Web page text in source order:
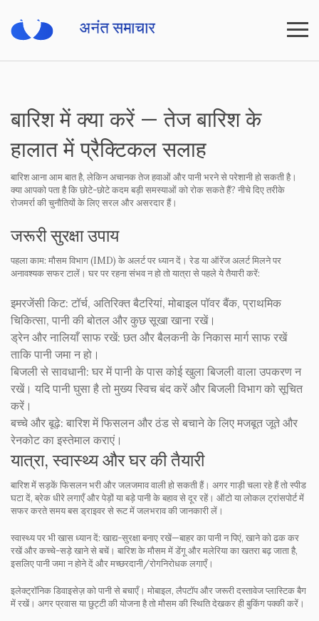
बारिश में क्या करें — तेज बारिश के
हालात में प्रैक्टिकल सलाह
बारिश आना आम बात है, लेकिन अचानक तेज हवाओं और पानी भरने से परेशानी हो सकती है।
क्या आपको पता है कि छोटे-छोटे कदम बड़ी समस्याओं को रोक सकते हैं? नीचे दिए तरीके
रोजमर्रा की चुनौतियों के लिए सरल और असरदार हैं।
जरूरी सुरक्षा उपाय
पहला काम: मौसम विभाग (IMD) के अलर्ट पर ध्यान दें। रेड या ऑरेंज अलर्ट मिलने पर
अनावश्यक सफर टालें। घर पर रहना संभव न हो तो यात्रा से पहले ये तैयारी करें:
इमरजेंसी किट: टॉर्च, अतिरिक्त बैटरियां, मोबाइल पॉवर बैंक, प्राथमिक
चिकित्सा, पानी की बोतल और कुछ सूखा खाना रखें।
ड्रेन और नालियाँ साफ रखें: छत और बैलकनी के निकास मार्ग साफ रखें
ताकि पानी जमा न हो।
बिजली से सावधानी: घर में पानी के पास कोई खुला बिजली वाला उपकरण न
रखें। यदि पानी घुसा है तो मुख्य स्विच बंद करें और बिजली विभाग को सूचित
करें।
बच्चे और बूढ़े: बारिश में फिसलन और ठंड से बचाने के लिए मजबूत जूते और
रेनकोट का इस्तेमाल कराएं।
यात्रा, स्वास्थ्य और घर की तैयारी
बारिश में सड़कें फिसलन भरी और जलजमाव वाली हो सकती हैं। अगर गाड़ी चला रहे हैं तो स्पीड
घटा दें, ब्रेक धीरे लगाएँ और पेड़ों या बड़े पानी के बहाव से दूर रहें। ऑटो या लोकल ट्रांसपोर्ट में
सफर करते समय बस ड्राइवर से रूट में जलभराव की जानकारी लें।
स्वास्थ्य पर भी खास ध्यान दें: खाद्य-सुरक्षा बनाए रखें—बाहर का पानी न पिएं, खाने को ढक कर
रखें और कच्चे-सड़े खाने से बचें। बारिश के मौसम में डेंगू और मलेरिया का खतरा बढ़ जाता है,
इसलिए पानी जमा न होने दें और मच्छरदानी/रोगनिरोधक लगाएँ।
इलेक्ट्रॉनिक डिवाइसेज़ को पानी से बचाएँ। मोबाइल, लैपटॉप और जरूरी दस्तावेज प्लास्टिक बैग
में रखें। अगर प्रवास या छुट्टी की योजना है तो मौसम की स्थिति देखकर ही बुकिंग पक्की करें।